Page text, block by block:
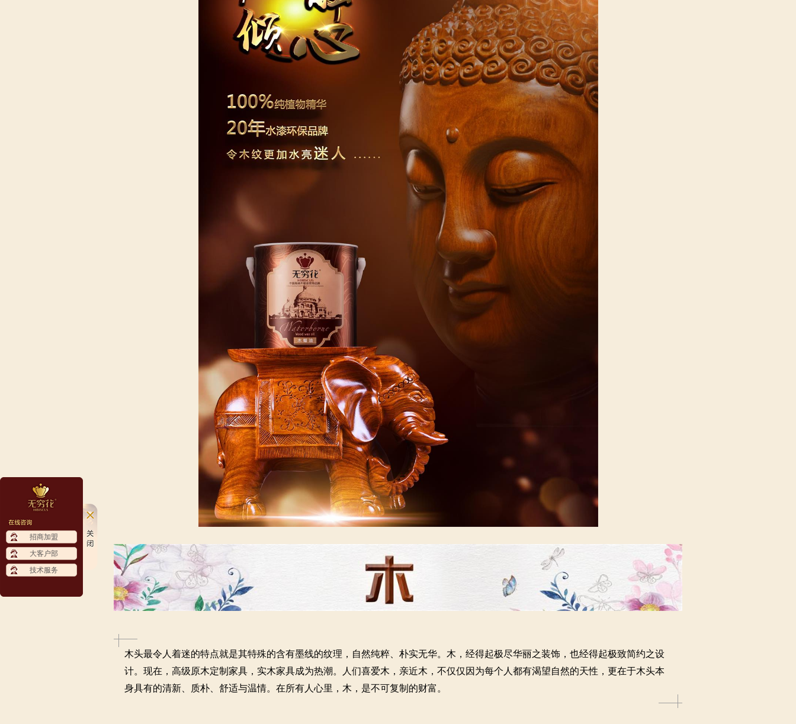
木头最令人着迷的特点就是其特殊的含有墨线的纹理，自然纯粹、朴实无华。木，经得起极尽华丽之装饰，也经得起极致简约之设
计。现在，高级原木定制家具，实木家具成为热潮。人们喜爱木，亲近木，不仅仅因为每个人都有渴望自然的天性，更在于木头本
身具有的清新、质朴、舒适与温情。在所有人心里，木，是不可复制的财富。
招商加盟
大客户部
技术服务